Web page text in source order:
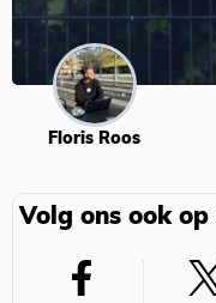
Floris Roos
Volg ons ook op